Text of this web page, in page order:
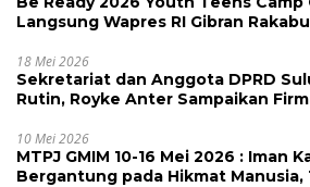
Langsung Wapres RI Gibran
18 Mei 2026
Sekretariat dan Anggota DPRD
Rutin, Royke Anter Sampaikan
10 Mei 2026
MTPJ GMIM 10-16 Mei 2026 : Iman
Bergantung pada Hikmat Manusia,